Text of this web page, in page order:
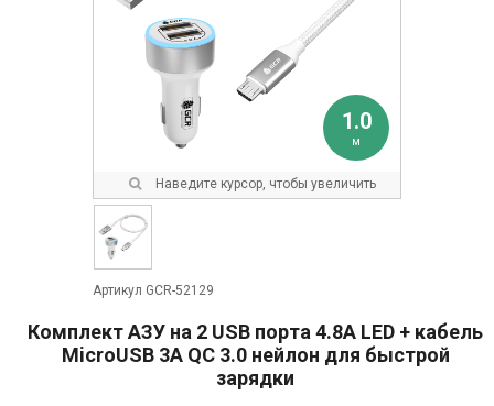
1.0
м
Наведите курсор, чтобы увеличить
Артикул GCR-52129
Комплект АЗУ на 2 USB порта 4.8А LED + кабель
MicroUSB 3A QC 3.0 нейлон для быстрой
зарядки